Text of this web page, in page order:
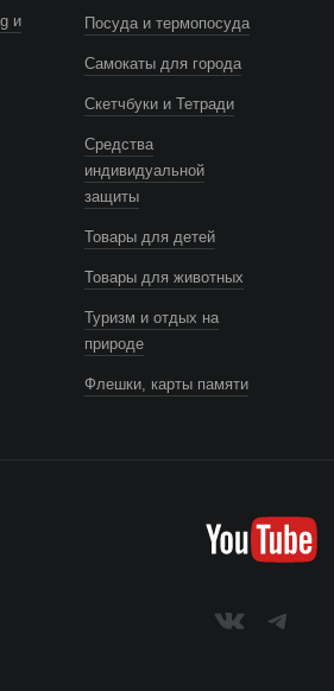
и
Посуда и термопосуда
Самокаты для города
Скетчбуки и Тетради
Средства
индивидуальной
защиты
Товары для детей
Товары для животных
Туризм и отдых на
природе
Флешки, карты памяти